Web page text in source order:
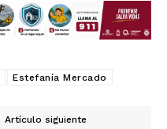
Estefanía Mercado
Artículo siguiente